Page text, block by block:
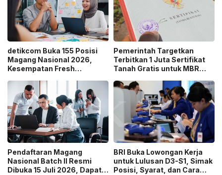
detikcom Buka 155 Posisi
Magang Nasional 2026,
Kesempatan Fresh
Media Digital!
Pemerintah Targetkan
Terbitkan 1 Juta Sertifikat
Tanah Gratis untuk MBR
Pendaftaran Magang
Nasional Batch II Resmi
Dibuka 15 Juli 2026, Dapat
BRI Buka Lowongan Kerja
untuk Lulusan D3-S1, Simak
Posisi, Syarat, dan Cara